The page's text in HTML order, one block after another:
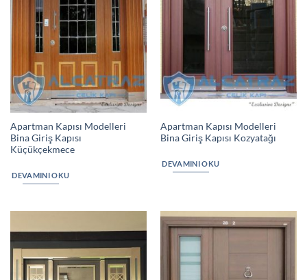
Apartman Kapısı Modelleri
Bina Giriş Kapısı
Küçükçekmece
DEVAMINI OKU
Apartman Kapısı Modelleri
Bina Giriş Kapısı Kozyatağı
DEVAMINI OKU